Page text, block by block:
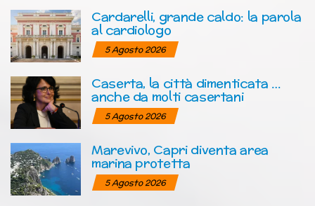
Cardarelli, grande caldo: la parola
al cardiologo
5 Agosto 2026
Caserta, la città dimenticata …
anche da molti casertani
5 Agosto 2026
Marevivo, Capri diventa area
marina protetta
5 Agosto 2026